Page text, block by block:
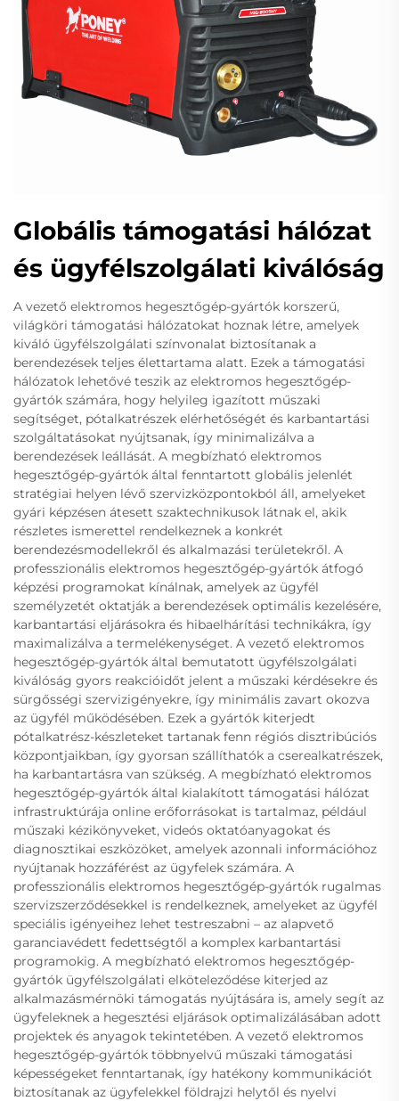
Globális támogatási hálózat
és ügyfélszolgálati kiválóság
A vezető elektromos hegesztőgép-gyártók korszerű,
világköri támogatási hálózatokat hoznak létre, amelyek
kiváló ügyfélszolgálati színvonalat biztosítanak a
berendezések teljes élettartama alatt. Ezek a támogatási
hálózatok lehetővé teszik az elektromos hegesztőgép-
gyártók számára, hogy helyileg igazított műszaki
segítséget, pótalkatrészek elérhetőségét és karbantartási
szolgáltatásokat nyújtsanak, így minimalizálva a
berendezések leállását. A megbízható elektromos
hegesztőgép-gyártók által fenntartott globális jelenlét
stratégiai helyen lévő szervizközpontokból áll, amelyeket
gyári képzésen átesett szaktechnikusok látnak el, akik
részletes ismerettel rendelkeznek a konkrét
berendezésmodellekről és alkalmazási területekről. A
professzionális elektromos hegesztőgép-gyártók átfogó
képzési programokat kínálnak, amelyek az ügyfél
személyzetét oktatják a berendezések optimális kezelésére,
karbantartási eljárásokra és hibaelhárítási technikákra, így
maximalizálva a termelékenységet. A vezető elektromos
hegesztőgép-gyártók által bemutatott ügyfélszolgálati
kiválóság gyors reakcióidőt jelent a műszaki kérdésekre és
sürgősségi szervizigényekre, így minimális zavart okozva
az ügyfél működésében. Ezek a gyártók kiterjedt
pótalkatrész-készleteket tartanak fenn régiós disztribúciós
központjaikban, így gyorsan szállíthatók a cserealkatrészek,
ha karbantartásra van szükség. A megbízható elektromos
hegesztőgép-gyártók által kialakított támogatási hálózat
infrastruktúrája online erőforrásokat is tartalmaz, például
műszaki kézikönyveket, videós oktatóanyagokat és
diagnosztikai eszközöket, amelyek azonnali információhoz
nyújtanak hozzáférést az ügyfelek számára. A
professzionális elektromos hegesztőgép-gyártók rugalmas
szervizszerződésekkel is rendelkeznek, amelyeket az ügyfél
speciális igényeihez lehet testreszabni – az alapvető
garanciavédett fedettségtől a komplex karbantartási
programokig. A megbízható elektromos hegesztőgép-
gyártók ügyfélszolgálati elköteleződése kiterjed az
alkalmazásmérnöki támogatás nyújtására is, amely segít az
ügyfeleknek a hegesztési eljárások optimalizálásában adott
projektek és anyagok tekintetében. A vezető elektromos
hegesztőgép-gyártók többnyelvű műszaki támogatási
képességeket fenntartanak, így hatékony kommunikációt
biztosítanak az ügyfelekkel földrajzi helytől és nyelvi